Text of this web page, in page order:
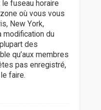
fuseau horaire
où vous vous
New York,
modification du
des
qu’aux membres
pas enregistré,
faire.